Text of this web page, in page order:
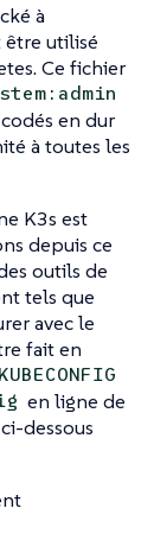
à
être utilisé
Ce fichier
en dur
à toutes les
K3s est
depuis ce
outils de
tels que
avec le
fait en
KUBECONFIG
en ligne de
dessous